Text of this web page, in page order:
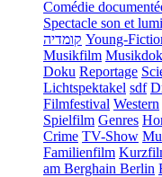
Comédie
Spectacle son et
קומדיה Young-
Musikfilm
Doku Reportage
Lichtspektakel sdf
Filmfestival Western
Spielfilm Genres
Crime TV-Show
Familienfilm
am Berghain Berlin